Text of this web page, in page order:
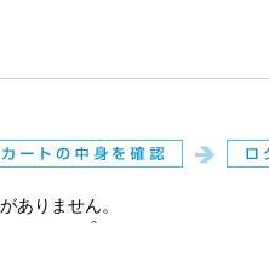
ありません。
アップ